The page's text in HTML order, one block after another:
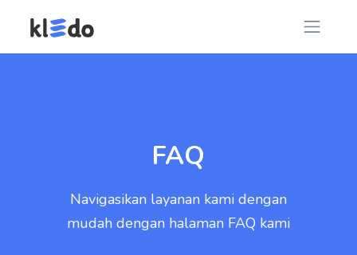
FAQ
Navigasikan layanan kami dengan
mudah dengan halaman FAQ kami